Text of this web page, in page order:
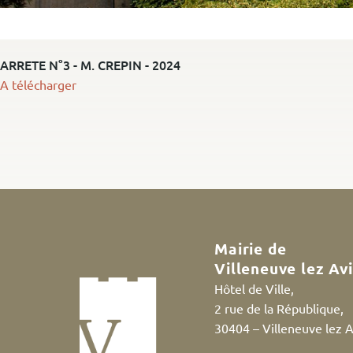
ARRETE N°3 - M. CREPIN - 2024
A télécharger
Mairie de
Villeneuve lez
Hôtel de Ville,
2 rue de la République,
30404 – Villeneuve lez